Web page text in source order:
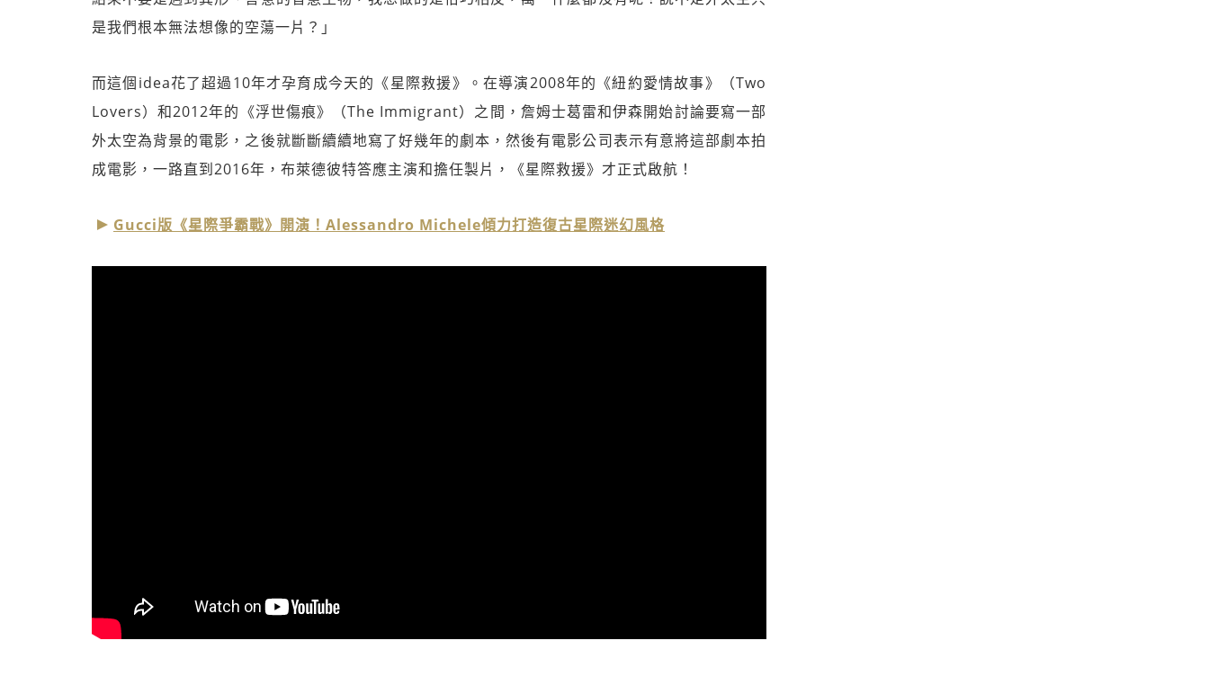
是我們根本無法想像的空蕩一片？」
而這個idea花了超過10年才孕育成今天的《星際救援》。在導演2008年的《紐約愛情故事》（Two
Lovers）和2012年的《浮世傷痕》（The Immigrant）之間，詹姆士葛雷和伊森開始討論要寫一部
外太空為背景的電影，之後就斷斷續續地寫了好幾年的劇本，然後有電影公司表示有意將這部劇本拍
成電影，一路直到2016年，布萊德彼特答應主演和擔任製片，《星際救援》才正式啟航！
Gucci版《星際爭霸戰》開演！Alessandro Michele傾力打造復古星際迷幻風格